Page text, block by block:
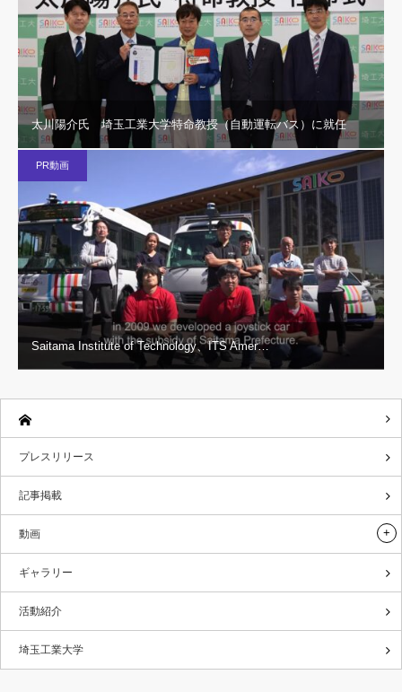
太川陽介氏 埼玉工業大学特命教授（自動運転バス）に就任
PR動画
Saitama Institute of Technology、ITS Amer…
プレスリリース
記事掲載
動画
ギャラリー
活動紹介
埼玉工業大学